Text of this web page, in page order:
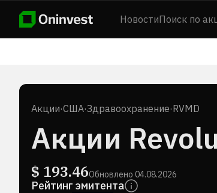
НовостиПоиск по
Акции·США·Здравоохранение·RVMD
Акции
$ 193.46Обновлено 04.08.2026
Рейтинг эмитента